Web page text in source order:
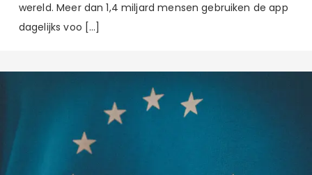
wereld. Meer dan 1,4 miljard mensen gebruiken de app
dagelijks voo […]